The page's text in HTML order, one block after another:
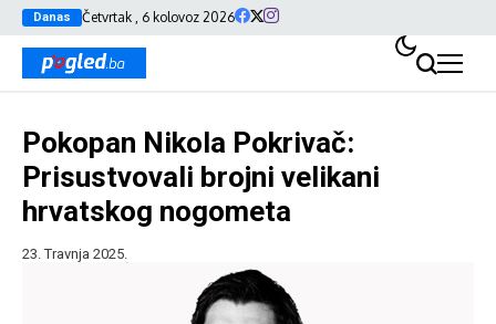
Danas Četvrtak , 6 kolovoz 2026
Pokopan Nikola Pokrivač:
Prisustvovali brojni velikani
hrvatskog nogometa
23. Travnja 2025.